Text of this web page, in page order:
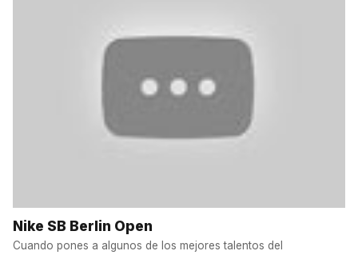
Nike SB Berlin Open
Cuando pones a algunos de los mejores talentos del